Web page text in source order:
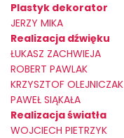
Plastyk dekorator
JERZY MIKA
Realizacja dźwięku
ŁUKASZ ZACHWIEJA
ROBERT PAWLAK
KRZYSZTOF OLEJNICZAK
PAWEŁ SIĄKAŁA
Realizacja światła
WOJCIECH PIETRZYK